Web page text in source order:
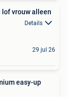
lof vrouw alleen
Details
29 jul 26
easy-up